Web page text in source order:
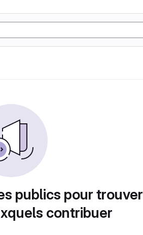
publics pour trouver
contribuer